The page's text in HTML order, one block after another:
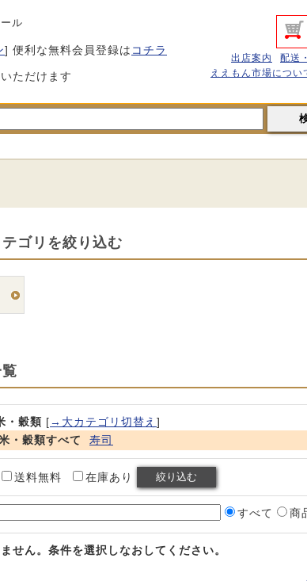
ル
] 便利な無料会員登録は コチラ
ただけます
配送
出店案内
ええもん市場につい
ゴリを絞り込む
・穀類 [→大カテゴリ切替え ]
・穀類すべて
寿司
送料無料 在庫あり
すべて 商
せん。条件を選択しなおしてください。